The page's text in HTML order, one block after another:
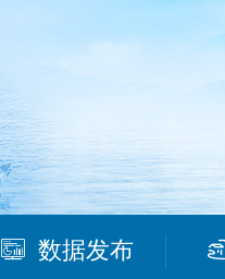
数据发布